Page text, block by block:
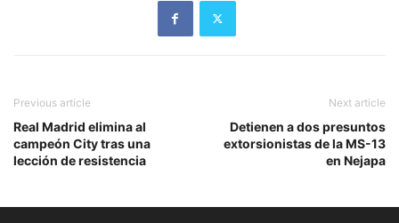
Previous article
Real Madrid elimina al
campeón City tras una
lección de resistencia
Next article
Detienen a dos presuntos
extorsionistas de la MS-13
en Nejapa